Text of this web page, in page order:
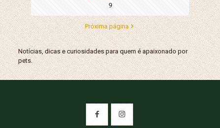
9
Próxima página
Notícias, dicas e curiosidades para quem é apaixonado por
pets.